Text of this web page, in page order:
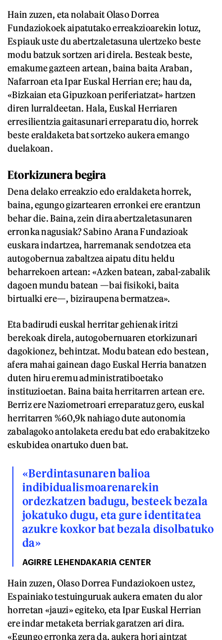
Hain zuzen, eta nolabait Olaso Dorrea
Fundaziokoek aipatutako erreakzioarekin lotuz,
Espiauk uste du abertzaletasuna ulertzeko beste
modu batzuk sortzen ari direla. Besteak beste,
emakume gazteen artean, baina baita Araban,
Nafarroan eta Ipar Euskal Herrian ere; hau da,
«Bizkaian eta Gipuzkoan periferiatzat» hartzen
diren lurraldeetan. Hala, Euskal Herriaren
erresilientzia gaitasunari erreparatu dio, horrek
beste eraldaketa bat sortzeko aukera emango
duelakoan.
Etorkizunera begira
Dena delako erreakzio edo eraldaketa horrek,
baina, egungo gizartearen erronkei ere erantzun
behar die. Baina, zein dira abertzaletasunaren
erronka nagusiak? Sabino Arana Fundazioak
euskara indartzea, harremanak sendotzea eta
autogobernua zabaltzea aipatu ditu heldu
beharrekoen artean: «Azken batean, zabal-zabalik
dagoen mundu batean —bai fisikoki, baita
birtualki ere—, biziraupena bermatzea».
Eta badirudi euskal herritar gehienak iritzi
berekoak direla, autogobernuaren etorkizunari
dagokionez, behintzat. Modu batean edo bestean,
afera mahai gainean dago Euskal Herria banatzen
duten hiru eremu administratiboetako
instituzioetan. Baina baita herritarren artean ere.
Berriz ere Naziometroari erreparatuz gero, euskal
herritarren %60,9k nahiago dute autonomia
zabalagoko antolaketa eredu bat edo erabakitzeko
eskubidea onartuko duen bat.
«Berdintasunaren balioa
indibidualismoarenarekin
ordezkatzen badugu, besteek bezala
jokatuko dugu, eta gure identitatea
azukre koxkor bat bezala disolbatuko
da»
AGIRRE LEHENDAKARIA CENTER
Hain zuzen, Olaso Dorrea Fundaziokoen ustez,
Espainiako testuinguruak aukera ematen du alor
horretan «jauzi» egiteko, eta Ipar Euskal Herrian
ere indar metaketa berriak garatzen ari dira.
«Egungo erronka zera da, aukera hori aintzat